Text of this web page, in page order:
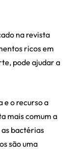
na revista
ricos em
pode ajudar a
e o recurso a
mais comum a
bactérias
são uma